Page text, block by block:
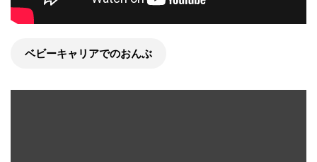
ベビーキャリアでのおんぶ